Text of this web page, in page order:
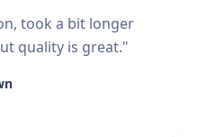
took a bit longer
quality is great."